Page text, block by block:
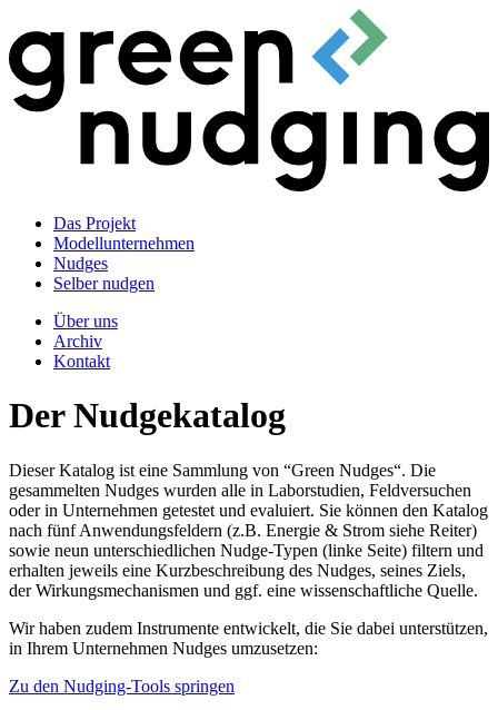
Das Projekt
Modellunternehmen
Nudges
Selber nudgen
Über uns
Archiv
Kontakt
Der Nudgekatalog
Dieser Katalog ist eine Sammlung von “Green Nudges“. Die
gesammelten Nudges wurden alle in Laborstudien, Feldversuchen
oder in Unternehmen getestet und evaluiert. Sie können den Katalog
nach fünf Anwendungsfeldern (z.B. Energie & Strom siehe Reiter)
sowie neun unterschiedlichen Nudge-Typen (linke Seite) filtern und
erhalten jeweils eine Kurzbeschreibung des Nudges, seines Ziels,
der Wirkungsmechanismen und ggf. eine wissenschaftliche Quelle.
Wir haben zudem Instrumente entwickelt, die Sie dabei unterstützen,
in Ihrem Unternehmen Nudges umzusetzen:
Zu den Nudging-Tools springen